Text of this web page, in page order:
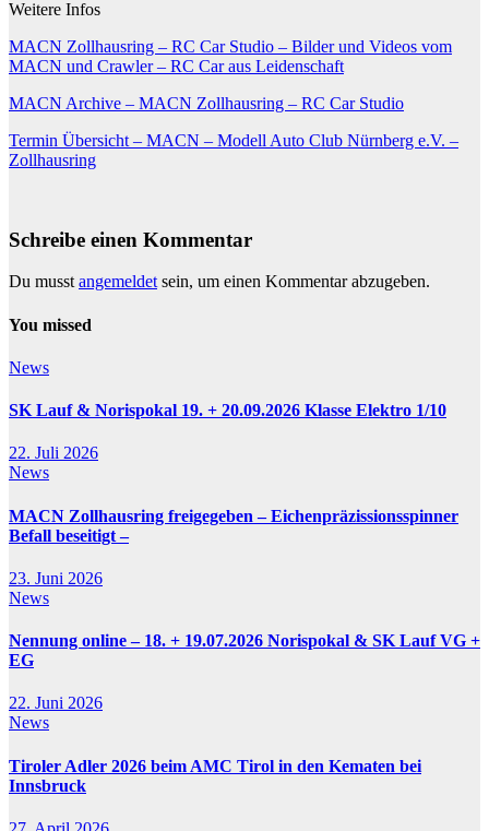
Weitere Infos
MACN Zollhausring – RC Car Studio – Bilder und Videos vom
MACN und Crawler – RC Car aus Leidenschaft
MACN Archive – MACN Zollhausring – RC Car Studio
Termin Übersicht – MACN – Modell Auto Club Nürnberg e.V. –
Zollhausring
Schreibe einen Kommentar
Du musst angemeldet sein, um einen Kommentar abzugeben.
You missed
News
SK Lauf & Norispokal 19. + 20.09.2026 Klasse Elektro 1/10
22. Juli 2026
News
MACN Zollhausring freigegeben – Eichenpräzissionsspinner
Befall beseitigt –
23. Juni 2026
News
Nennung online – 18. + 19.07.2026 Norispokal & SK Lauf VG +
EG
22. Juni 2026
News
Tiroler Adler 2026 beim AMC Tirol in den Kematen bei
Innsbruck